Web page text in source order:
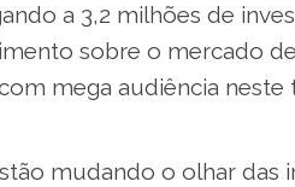
a 3,2 milhões de
sobre o mercado
mega audiência neste
mudando o olhar das